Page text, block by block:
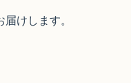
届けします。